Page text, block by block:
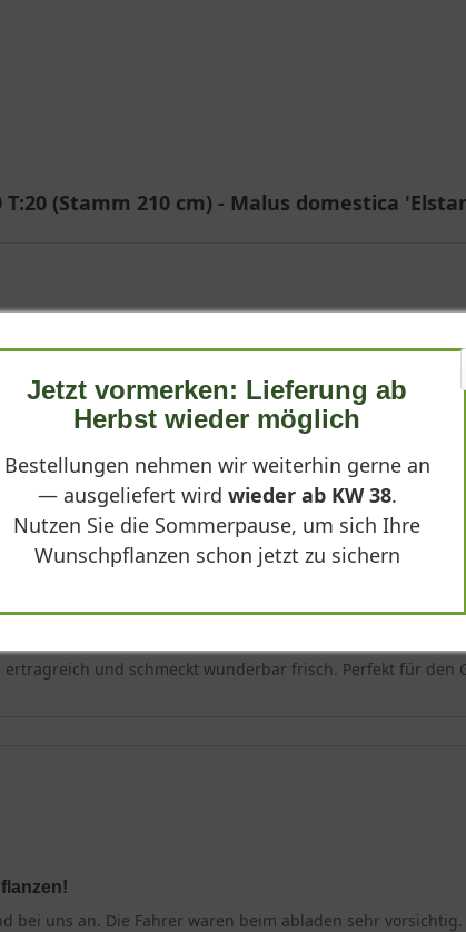
(Stamm 210 cm) - Malus domestica
und schmeckt wunderbar frisch. Perfekt für den
bei uns an. Die Fahrer waren beim abladen sehr
Jetzt vormerken: Lieferung ab
Herbst wieder möglich
Bestellungen nehmen wir weiterhin gerne an
— ausgeliefert wird wieder ab KW 38.
Nutzen Sie die Sommerpause, um sich Ihre
Wunschpflanzen schon jetzt zu sichern